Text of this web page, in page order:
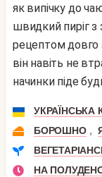
як випічку до
швидкий пиріг
рецептом довго
він навіть не
начинки піде
УКРАЇНСЬКА
БОРОШНО ,
НА